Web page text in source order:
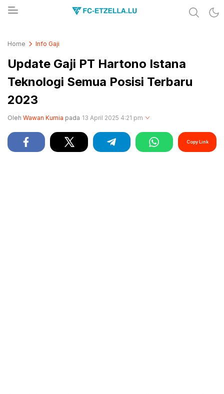
Home Info Gaji
Update Gaji PT Hartono Istana
Teknologi Semua Posisi Terbaru
2023
Oleh Wawan Kurnia pada 13 April 2025 4:21 pm
Copy Link